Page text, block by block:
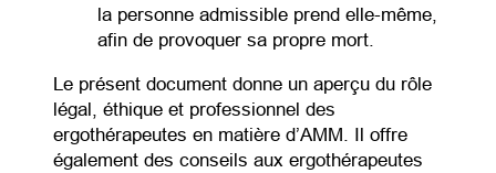
la personne admissible prend elle-même,
afin de provoquer sa propre mort.
Le présent document donne un aperçu du rôle
légal, éthique et professionnel des
ergothérapeutes en matière d’AMM. Il offre
également des conseils aux ergothérapeutes